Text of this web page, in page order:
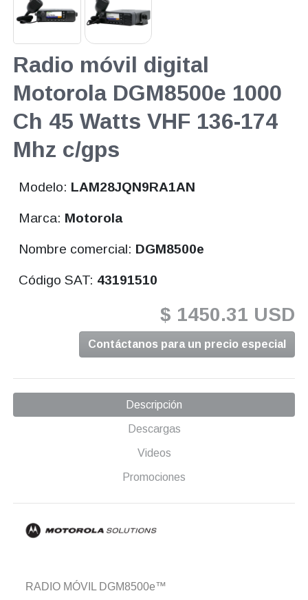
Radio móvil digital
Motorola DGM8500e 1000
Ch 45 Watts VHF 136-174
Mhz c/gps
Modelo: LAM28JQN9RA1AN
Marca: Motorola
Nombre comercial: DGM8500e
Código SAT: 43191510
$ 1450.31 USD
Contáctanos para un precio especial
Descripción
Descargas
Videos
Promociones
RADIO MÓVIL DGM8500e™